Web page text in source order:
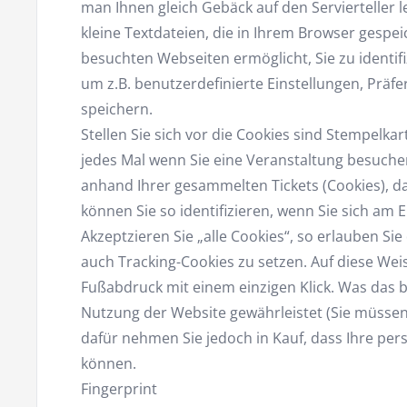
man Ihnen gleich Gebäck auf den Servierteller
kleine Textdateien, die in Ihrem Browser
besuchten Webseiten ermöglicht, Sie zu
um z.B. benutzerdefinierte Einstellungen,
speichern.
Stellen Sie sich vor die Cookies sind
jedes Mal wenn Sie eine Veranstaltung
anhand Ihrer gesammelten Tickets (Cookies),
können Sie so identifizieren, wenn Sie sich am
Akzeptzieren Sie „alle Cookies“, so erlauben
auch Tracking-Cookies zu setzen. Auf diese
Fußabdruck mit einem einzigen Klick. Was das
Nutzung der Website gewährleistet (Sie
dafür nehmen Sie jedoch in Kauf, dass Ihre
können.
Fingerprint